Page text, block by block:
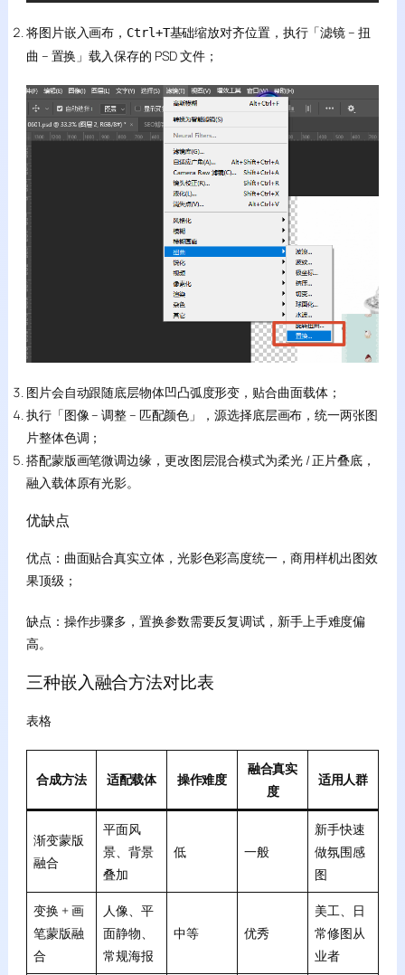
将图片嵌入画布， Ctrl+T基础缩放对齐位置，执行「滤镜 – 扭
曲 – 置换」载入保存的 PSD 文件；
图片会自动跟随底层物体凹凸弧度形变，贴合曲面载体；
执行「图像 – 调整 – 匹配颜色」，源选择底层画布，统一两张图
片整体色调；
搭配蒙版画笔微调边缘，更改图层混合模式为柔光 / 正片叠底，
融入载体原有光影。
优缺点
优点：曲面贴合真实立体，光影色彩高度统一，商用样机出图效
果顶级；
缺点：操作步骤多，置换参数需要反复调试，新手上手难度偏
高。
三种嵌入融合方法对比表
表格
合成方法 适配载体 操作难度
融合真实
度
适用人群
渐变蒙版
融合
平面风
景、背景
叠加
低 一般
新手快速
做氛围感
图
变换 + 画
笔蒙版融
合
人像、平
面静物、
常规海报
中等 优秀
美工、日
常修图从
业者